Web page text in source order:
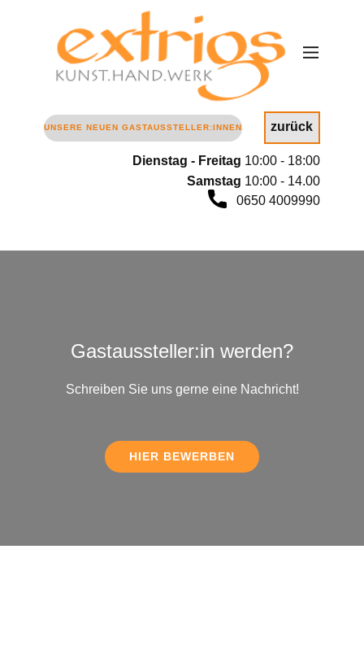
zurück
UNSERE NEUEN GASTAUSSTELLER:INNEN
Dienstag - Freitag 10:00 - 18:00
Samstag 10:00 - 14.00
0650 4009990
Gastaussteller:in werden?
Schreiben Sie uns gerne eine Nachricht!
HIER BEWERBEN